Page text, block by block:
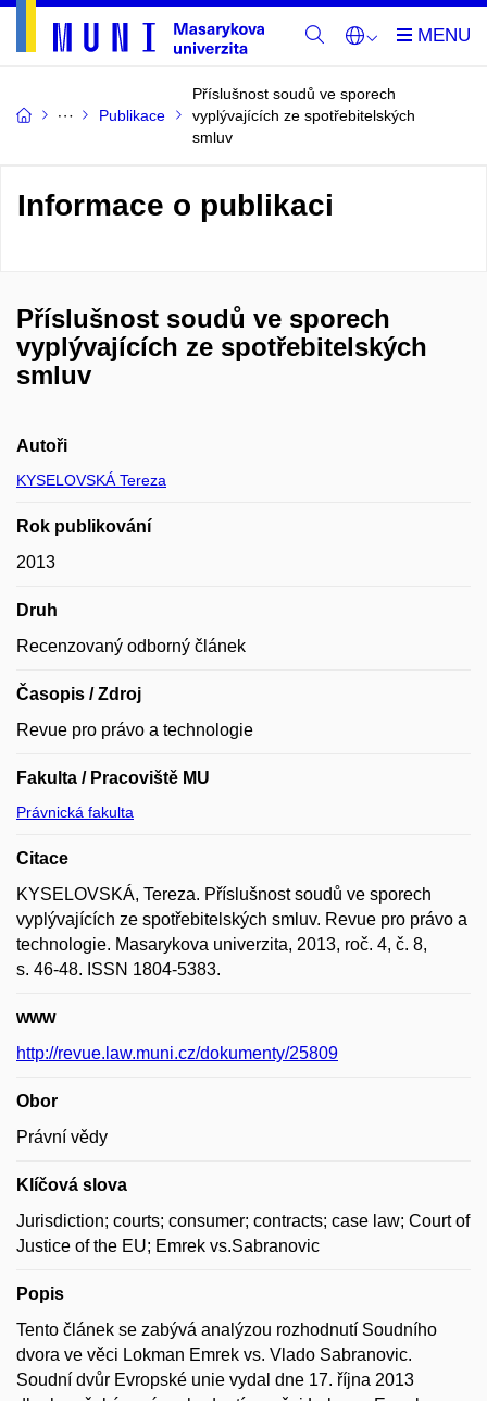
Publikace
Příslušnost soudů ve sporech
vyplývajících ze spotřebitelských
smluv
Informace o publikaci
Příslušnost soudů ve sporech
vyplývajících ze spotřebitelských
smluv
Autoři
KYSELOVSKÁ Tereza
Rok publikování
2013
Druh
Recenzovaný odborný článek
Časopis / Zdroj
Revue pro právo a technologie
Fakulta / Pracoviště MU
Právnická fakulta
Citace
KYSELOVSKÁ, Tereza. Příslušnost soudů ve sporech
vyplývajících ze spotřebitelských smluv. Revue pro právo a
technologie. Masarykova univerzita, 2013, roč. 4, č. 8,
s. 46-48. ISSN 1804-5383.
www
http://revue.law.muni.cz/dokumenty/25809
Obor
Právní vědy
Klíčová slova
Jurisdiction; courts; consumer; contracts; case law; Court of
Justice of the EU; Emrek vs.Sabranovic
Popis
Tento článek se zabývá analýzou rozhodnutí Soudního
dvora ve věci Lokman Emrek vs. Vlado Sabranovic.
Soudní dvůr Evropské unie vydal dne 17. října 2013